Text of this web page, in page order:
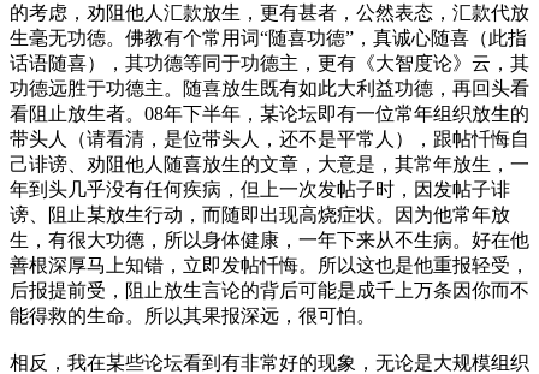
的考虑，劝阻他人汇款放生，更有甚者，公然表态，汇款代放
生毫无功德。佛教有个常用词“随喜功德”，真诚心随喜（此指
话语随喜），其功德等同于功德主，更有《大智度论》云，其
功德远胜于功德主。随喜放生既有如此大利益功德，再回头看
看阻止放生者。08年下半年，某论坛即有一位常年组织放生的
带头人（请看清，是位带头人，还不是平常人），跟帖忏悔自
己诽谤、劝阻他人随喜放生的文章，大意是，其常年放生，一
年到头几乎没有任何疾病，但上一次发帖子时，因发帖子诽
谤、阻止某放生行动，而随即出现高烧症状。因为他常年放
生，有很大功德，所以身体健康，一年下来从不生病。好在他
善根深厚马上知错，立即发帖忏悔。所以这也是他重报轻受，
后报提前受，阻止放生言论的背后可能是成千上万条因你而不
能得救的生命。所以其果报深远，很可怕。
相反，我在某些论坛看到有非常好的现象，无论是大规模组织